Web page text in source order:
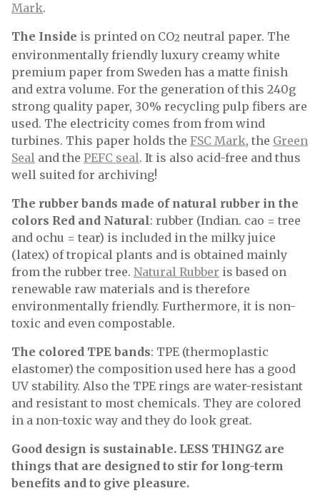
Mark.
The Inside is printed on CO2 neutral paper. The
environmentally friendly luxury creamy white
premium paper from Sweden has a matte finish
and extra volume. For the generation of this 240g
strong quality paper, 30% recycling pulp fibers are
used. The electricity comes from from wind
turbines. This paper holds the FSC Mark, the Green
Seal and the PEFC seal. It is also acid-free and thus
well suited for archiving!
The rubber bands made ​​of natural rubber in the
colors Red and Natural: rubber (Indian. cao = tree
and ochu = tear) is included in the milky juice
(latex) of tropical plants and is obtained mainly
from the rubber tree. Natural Rubber is based on
renewable raw materials and is therefore
environmentally friendly. Furthermore, it is non-
toxic and even compostable.
The colored TPE bands: TPE (thermoplastic
elastomer) the composition used here has a good
UV stability. Also the TPE rings are water-resistant
and resistant to most chemicals. They are colored
in a non-toxic way and they do look great.
Good design is sustainable. LESS THINGZ are
things that are designed to stir for long-term
benefits and to give pleasure.